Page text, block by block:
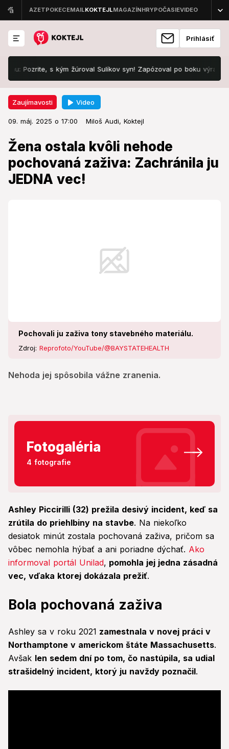
Prihlásiť
s kým žúroval Sulíkov syn! Zapózoval po boku výraznej tváre
Zaujímavosti Video
09. máj. 2025 o 17:00 Miloš Audi, Koktejl
Žena ostala kvôli nehode
pochovaná zaživa: Zachránila ju
JEDNA vec!
Pochovali ju zaživa tony stavebného materiálu.
Zdroj: Reprofoto/YouTube/@BAYSTATEHEALTH
Nehoda jej spôsobila vážne zranenia.
Zaujímavosti 09. máj. 2025 o 17:00
Žena ostala kvôli nehode
pochovaná zaživa: Zachránila ju
JEDNA vec!
Nehoda jej spôsobila vážne zranenia.
Fotogaléria
4 fotografie
Ashley Piccirilli (32) prežila desivý incident, keď sa
zrútila do priehlbiny na stavbe. Na niekoľko
desiatok minút zostala pochovaná zaživa, pričom sa
vôbec nemohla hýbať a ani poriadne dýchať. Ako
informoval portál Unilad, pomohla jej jedna zásadná
vec, vďaka ktorej dokázala prežiť.
Bola pochovaná zaživa
Ashley sa v roku 2021 zamestnala v novej práci v
Northamptone v americkom štáte Massachusetts.
Avšak len sedem dní po tom, čo nastúpila, sa udial
strašidelný incident, ktorý ju navždy poznačil.